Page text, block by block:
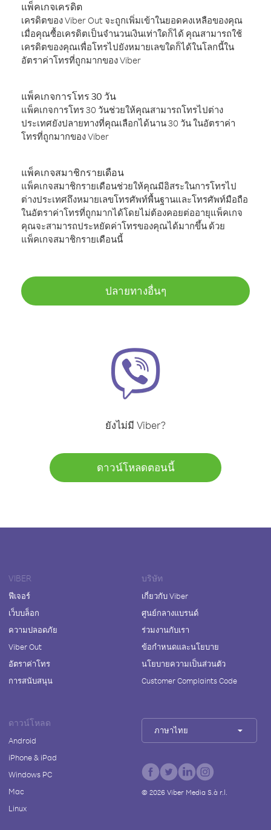
แพ็คเกจเครดิต
เครดิตของ Viber Out จะถูกเพิ่มเข้าในยอดคงเหลือของคุณ
เมื่อคุณซื้อเครดิตเป็นจำนวนเงินเท่าใดก็ได้ คุณสามารถใช้
เครดิตของคุณเพื่อโทรไปยังหมายเลขใดก็ได้ในโลกนี้ใน
อัตราค่าโทรที่ถูกมากของ Viber
แพ็คเกจการโทร 30 วัน
แพ็คเกจการโทร 30 วันช่วยให้คุณสามารถโทรไปต่าง
ประเทศยังปลายทางที่คุณเลือกได้นาน 30 วัน ในอัตราค่า
โทรที่ถูกมากของ Viber
แพ็คเกจสมาชิกรายเดือน
แพ็คเกจสมาชิกรายเดือนช่วยให้คุณมีอิสระในการโทรไป
ต่างประเทศถึงหมายเลขโทรศัพท์พื้นฐานและโทรศัพท์มือถือ
ในอัตราค่าโทรที่ถูกมากได้โดยไม่ต้องคอยต่ออายุแพ็คเกจ
คุณจะสามารถประหยัดค่าโทรของคุณได้มากขึ้น ด้วย
แพ็คเกจสมาชิกรายเดือนนี้
ปลายทางอื่นๆ
ยังไม่มี Viber?
ดาวน์โหลดตอนนี้
VIBER
ฟีเจอร์
เว็บบล็อก
ความปลอดภัย
Viber Out
อัตราค่าโทร
การสนับสนุน
บริษัท
เกี่ยวกับ Viber
ศูนย์กลางแบรนด์
ร่วมงานกับเรา
ข้อกำหนดและนโยบาย
นโยบายความเป็นส่วนตัว
Customer Complaints Code
ดาวน์โหลด
Android
iPhone & iPad
Windows PC
Mac
Linux
ภาษาไทย
© 2026Viber Media S.à r.l.